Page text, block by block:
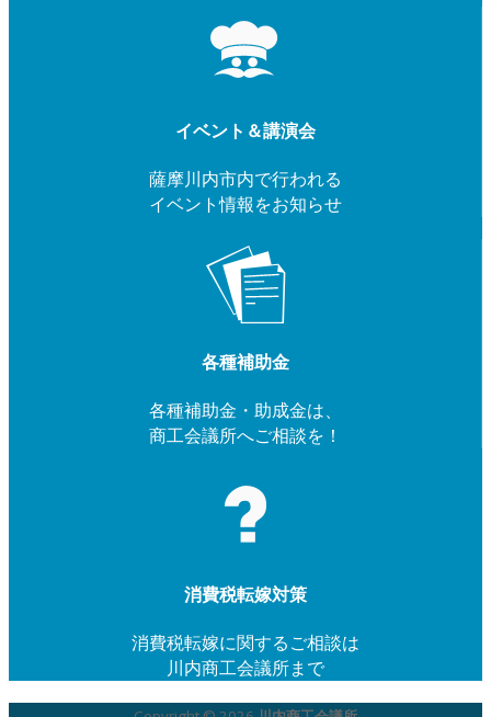
イベント＆講演会
薩摩川内市内で行われる
イベント情報をお知らせ
各種補助金
各種補助金・助成金は、
商工会議所へご相談を！
消費税転嫁対策
消費税転嫁に関するご相談は
川内商工会議所まで